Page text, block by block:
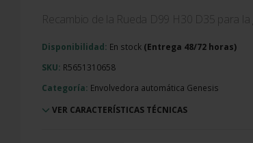
Recambio de la Rueda D99 H30 D35 para
Disponibilidad: En stock
SKU: R5651310658
Categoría: Envolvedora automática Genesis
VER CARACTERÍSTICAS TÉCNICAS